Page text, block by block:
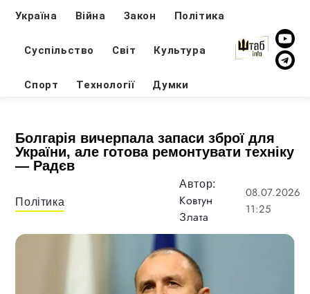
Україна Війна Закон Політика
Суспільство Світ Культура
Спорт Технології Думки
Болгарія вичерпала запаси зброї для
України, але готова ремонтувати техніку
— Радєв
Політика
Автор:
Ковтун
Злата
08.07.2026
11:25